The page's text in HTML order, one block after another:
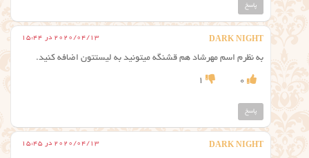
پاسخ
DARK NIGHT 2020/04/13 در 15:44
به نظرم اسم مهرشاد هم قشنگه میتونید به لیستتون اضافه کنید.
0
1
پاسخ
DARK NIGHT 2020/04/13 در 15:45